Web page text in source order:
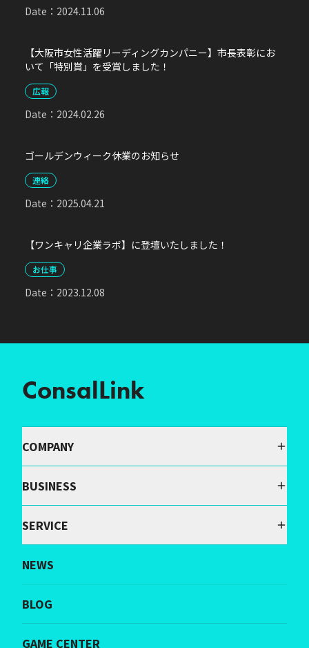
Date： 2024.11.06
【大阪市女性活躍リーディングカンパニー】市長表彰にお
いて「特別賞」を受賞しました！
広報
Date： 2024.02.26
ゴールデンウィーク休業のお知らせ
連絡
Date： 2025.04.21
【ワンキャリ企業ラボ】に登壇いたしました！
お仕事
Date： 2023.12.08
ConsalLink
COMPANY
BUSINESS
SERVICE
NEWS
BLOG
GAME CENTER